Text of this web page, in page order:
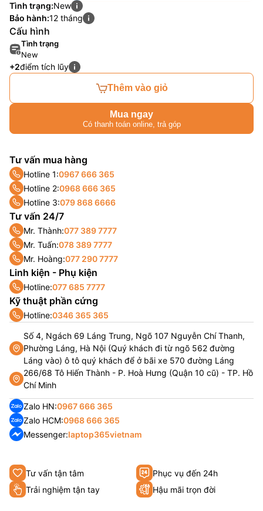
Tư vấn tận tâm
Phục vụ đến 24h
Trải nghiệm tận tay
Hậu mãi trọn đời
Tình trạng:New
Bảo hành:12 tháng
Cấu hình
Tình trạng
New
+2điểm tích lũy
Thêm vào giỏ
Mua ngay
Có thanh toán online, trả góp
Tư vấn mua hàng
Hotline 1:0967 666 365
Hotline 2:0968 666 365
Hotline 3:079 868 6666
Tư vấn 24/7
Mr. Thành:077 389 7777
Mr. Tuấn:078 389 7777
Mr. Hoàng:077 290 7777
Linh kiện - Phụ kiện
Hotline:077 685 7777
Kỹ thuật phần cứng
Hotline:0346 365 365
Số 4, Ngách 69 Láng Trung, Ngõ 107 Nguyễn Chí Thanh,
Phường Láng, Hà Nội (Quý khách đi từ ngõ 562 đường
Láng vào) ô tô quý khách để ở bãi xe 570 đường Láng
266/68 Tô Hiến Thành - P. Hoà Hưng (Quận 10 cũ) - TP. Hồ
Chí Minh
Zalo HN:0967 666 365
Zalo HCM:0968 666 365
Messenger:laptop365vietnam